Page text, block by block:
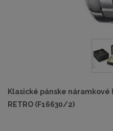
Klasické pánske náramkové
RETRO (F16630/2)